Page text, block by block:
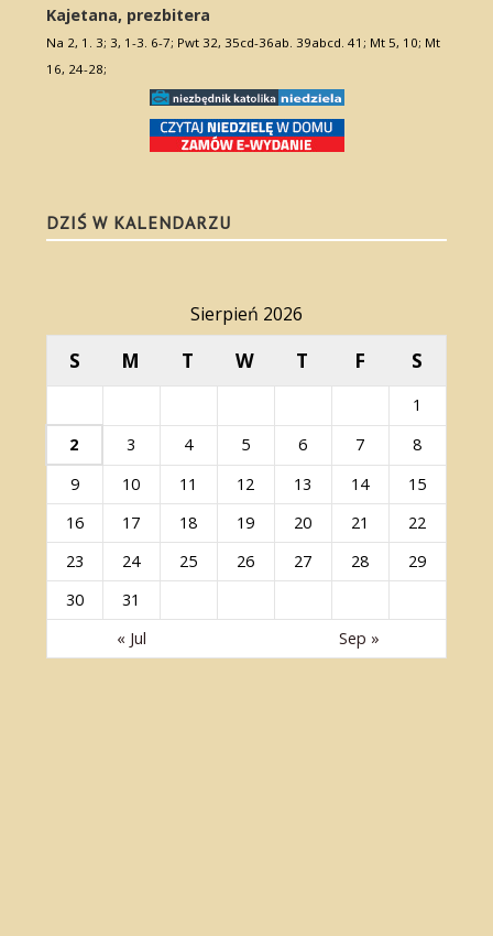
Kajetana, prezbitera
Na 2, 1. 3; 3, 1-3. 6-7; Pwt 32, 35cd-36ab. 39abcd. 41; Mt 5, 10; Mt
16, 24-28;
DZIŚ W KALENDARZU
Sierpień 2026
S M T W T F S
« Jul Sep »
1
2
3 4 5 6 7
8
9
10 11 12 13 14
15
16
17 18 19 20 21
22
23
24 25 26 27 28
29
30
31